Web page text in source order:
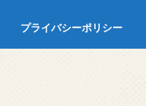
プライバシーポリシー